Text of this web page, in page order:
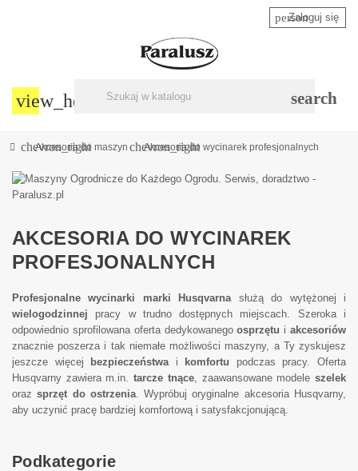
view_headline search
person
Zaloguj się
chevron_right
Akcesoria do maszyn chevron_right
Akcesoria do wycinarek profesjonalnych
AKCESORIA DO WYCINAREK
PROFESJONALNYCH
Profesjonalne wycinarki marki Husqvarnasłużą do wytężonej i
wielogodzinnej pracy w trudno dostępnych miejscach. Szeroka i
odpowiednio sprofilowana oferta dedykowanegoosprzętu iakcesoriów
znacznie poszerza i tak niemałe możliwości maszyny, a Ty zyskujesz
jeszcze więcej
bezpieczeństwai komfortu podczas pracy. Oferta
Husqvarny zawiera m.in.tarcze tnące, zaawansowane modeleszelek
orazsprzęt do ostrzenia. Wypróbuj oryginalne akcesoria Husqvarny,
aby uczynić pracę bardziej komfortową i satysfakcjonującą.
Podkategorie